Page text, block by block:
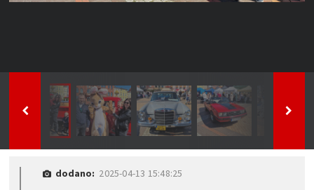
dodano: 2025-04-13 15:48:25